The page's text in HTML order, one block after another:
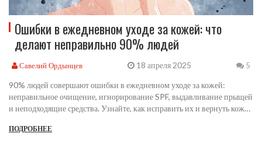
Ошибки в ежедневном уходе за кожей: что
делают неправильно 90% людей
Савелий Ордынцев 18 апреля 2025 5
90% людей совершают ошибки в ежедневном уходе за кожей:
неправильное очищение, игнорирование SPF, выдавливание прыщей
и неподходящие средства. Узнайте, как исправить их и вернуть коже
ПОДРОБНЕЕ